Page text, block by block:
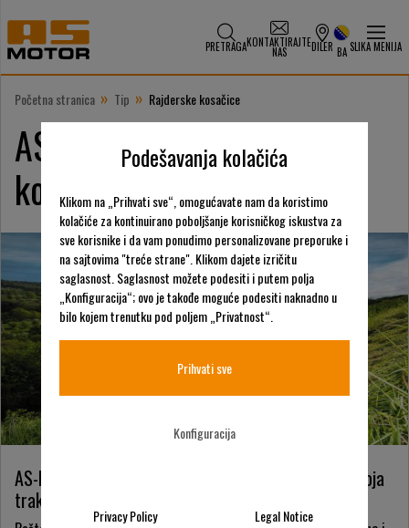
PRETRAGAKONTAKTIRAJTE
NAS DILER BA SLIKA MENIJA
Početna stranica » Tip » Rajderske kosačice
AS-Motor Rajderske
kosačice
AS-Motor rajderske kosačice – snažnije nego bilo koja
traktorska kosačica
Podešavanja kolačića
Klikom na „Prihvati sve“, omogućavate nam da koristimo
kolačiće za kontinuirano poboljšanje korisničkog iskustva za
sve korisnike i da vam ponudimo personalizovane preporuke i
na sajtovima "treće strane". Klikom dajete izričitu
saglasnost. Saglasnost možete podesiti i putem polja
„Konfiguracija“; ovo je takođe moguće podesiti naknadno u
bilo kojem trenutku pod poljem „Privatnost“.
Prihvati sve
Konfiguracija
Privacy Policy Legal Notice